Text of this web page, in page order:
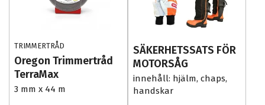
TRIMMERTRÅD
Oregon Trimmertråd
TerraMax
3 mm x 44 m
SÄKERHETSSATS FÖR
MOTORSÅG
innehåll: hjälm, chaps,
handskar